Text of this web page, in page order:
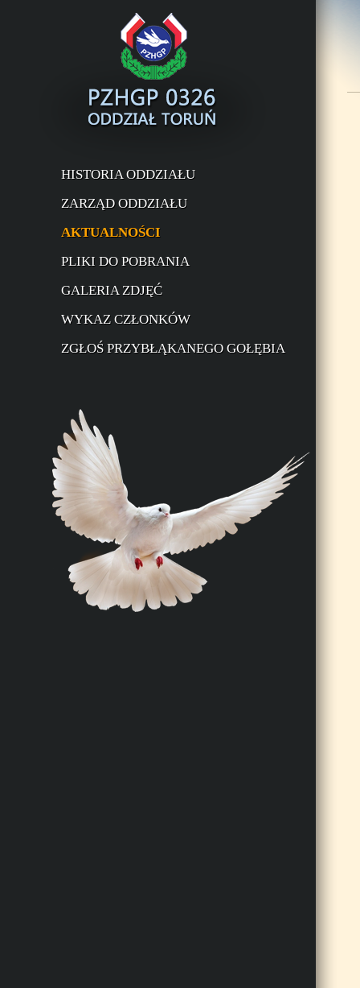
HISTORIA ODDZIAŁU
ZARZĄD ODDZIAŁU
AKTUALNOŚCI
PLIKI DO POBRANIA
GALERIA ZDJĘĆ
WYKAZ CZŁONKÓW
ZGŁOŚ PRZYBŁĄKANEGO GOŁĘBIA